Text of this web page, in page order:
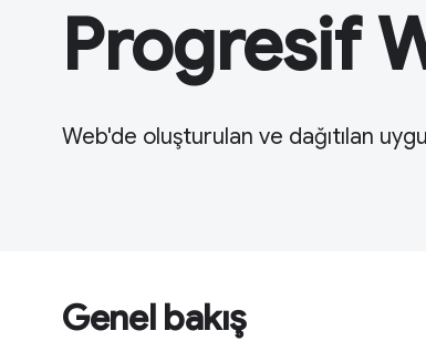
Progresif
Web'de oluşturulan ve dağıtılan
Genel bakış